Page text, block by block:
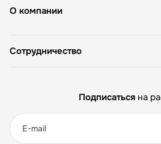
О компании
Сотрудничество
Подписаться на